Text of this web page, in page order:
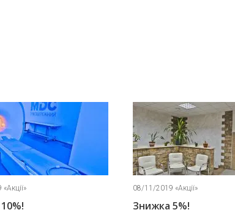
27/08/2025 «Новини»
Зміна вартості послуг